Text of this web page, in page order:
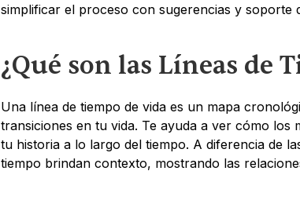
simplificar el proceso con sugerencias y soporte
¿Qué son las Líneas de
Una línea de tiempo de vida es un mapa
transiciones en tu vida. Te ayuda a ver cómo los
tu historia a lo largo del tiempo. A diferencia de
tiempo brindan contexto, mostrando las